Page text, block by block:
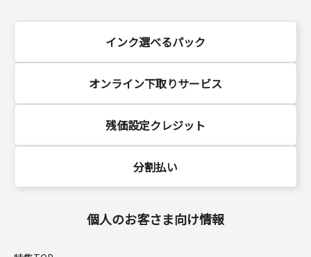
インク選べるパック
オンライン下取りサービス
残価設定クレジット
分割払い
個人のお客さま向け情報